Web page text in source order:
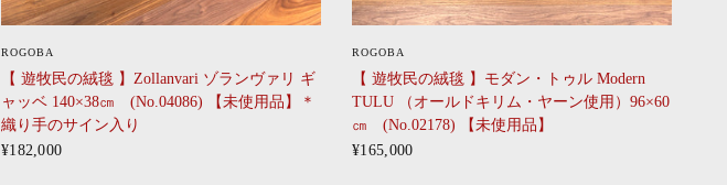
ROGOBA
【 遊牧民の絨毯 】Zollanvari ゾランヴァリ ギ
ャッベ 140×38㎝ (No.04086) 【未使用品】＊
織り手のサイン入り
¥182,000
ROGOBA
【 遊牧民の絨毯 】モダン・トゥル Modern
TULU （オールドキリム・ヤーン使用）96×60
㎝ (No.02178) 【未使用品】
¥165,000